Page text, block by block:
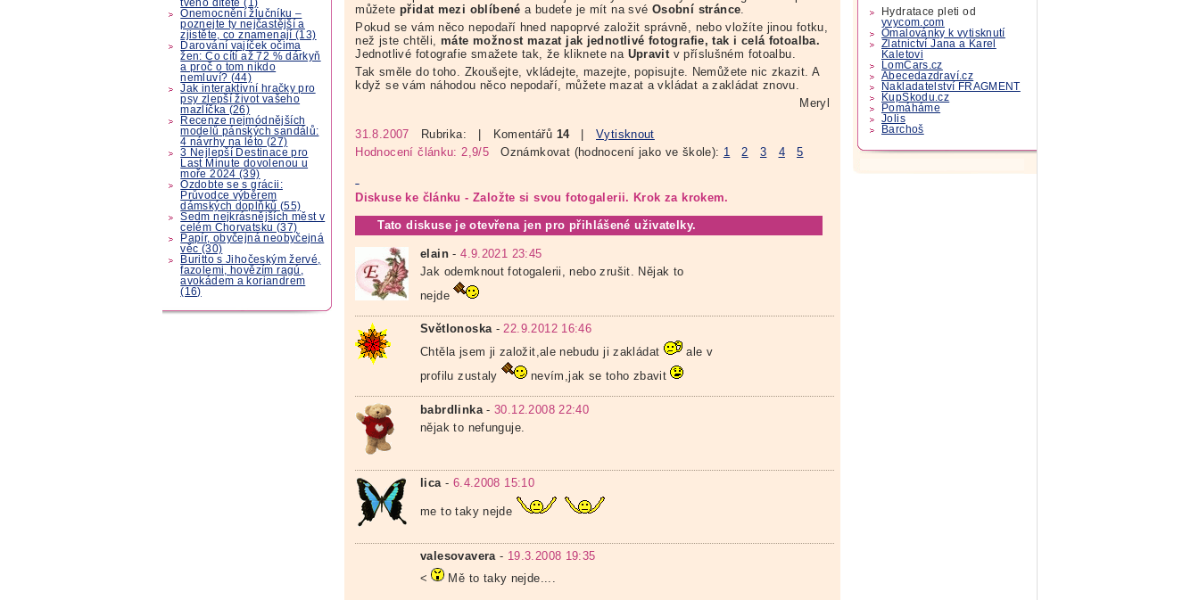
tvého dítěte (1)
Onemocnění žlučníku –
poznejte ty nejčastější a
zjistěte, co znamenají (13)
Darování vajíček očima
žen: Co cítí až 72 % dárkyň
a proč o tom nikdo
nemluví? (44)
Jak interaktivní hračky pro
psy zlepší život vašeho
mazlíčka (26)
Recenze nejmódnějších
modelů pánských sandálů:
4 návrhy na léto (27)
3 Nejlepší Destinace pro
Last Minute dovolenou u
moře 2024 (39)
Ozdobte se s grácii:
Průvodce výběrem
dámských doplňků (55)
Sedm nejkrásnějších měst v
celém Chorvatsku (37)
Papír, obyčejná neobyčejná
věc (30)
Buritto s Jihočeským žervé,
fazolemi, hovězím ragú,
avokádem a koriandrem
(16)
můžete přidat mezi oblíbenéa budete je mít na své Osobní stránce
Pokud se vám něco nepodaří hned napoprvé založit správně, nebo vložíte jinou fotku,
než jste chtěli, máte možnost mazat jak jednotlivé fotografie, tak i celá fotoalba.
Jednotlivé fotografie smažete tak, že kliknete na Upravit v příslušném fotoalbu.
Tak směle do toho. Zkoušejte, vkládejte, mazejte, popisujte. Nemůžete nic zkazit. A
když se vám náhodou něco nepodaří, můžete mazat a vkládat a zakládat znovu.
Meryl
31.8.2007 Rubrika: | Komentářů 14|Vytisknout
Hodnocení článku: 2,9/5 Oznámkovat (hodnocení jako ve škole): 1 2 3 4 5
Diskuse ke článku - Založte si svou fotogalerii. Krok za krokem.
Tato diskuse je otevřena jen pro přihlášené uživatelky.
elain -4.9.2021 23:45
Jak odemknout fotogalerii, nebo zrušit. Nějak to
nejde
Světlonoska-22.9.2012 16:46
Chtěla jsem ji založit,ale nebudu ji zakládat
ale v
profilu zustaly
nevím,jak se toho zbavit
babrdlinka-30.12.2008 22:40
nějak to nefunguje.
lica - 6.4.2008 15:10
me to taky nejde
valesovavera- 19.3.2008 19:35
<
Mě to taky nejde....
Hydratace pleti od
yvycom.com
Omalovánky k vytisknutí
Zlatnictví Jana a Karel
Kaletovi
LomCars.cz
Abecedazdraví.cz
Nakladatelství FRAGMENT
KupSkodu.cz
Pomáháme
Jolis
Barchoš